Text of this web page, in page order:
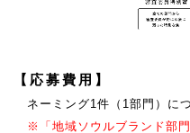
【応募費用】
ネーミング1件（1部門）に
※「地域ソウルブランド部